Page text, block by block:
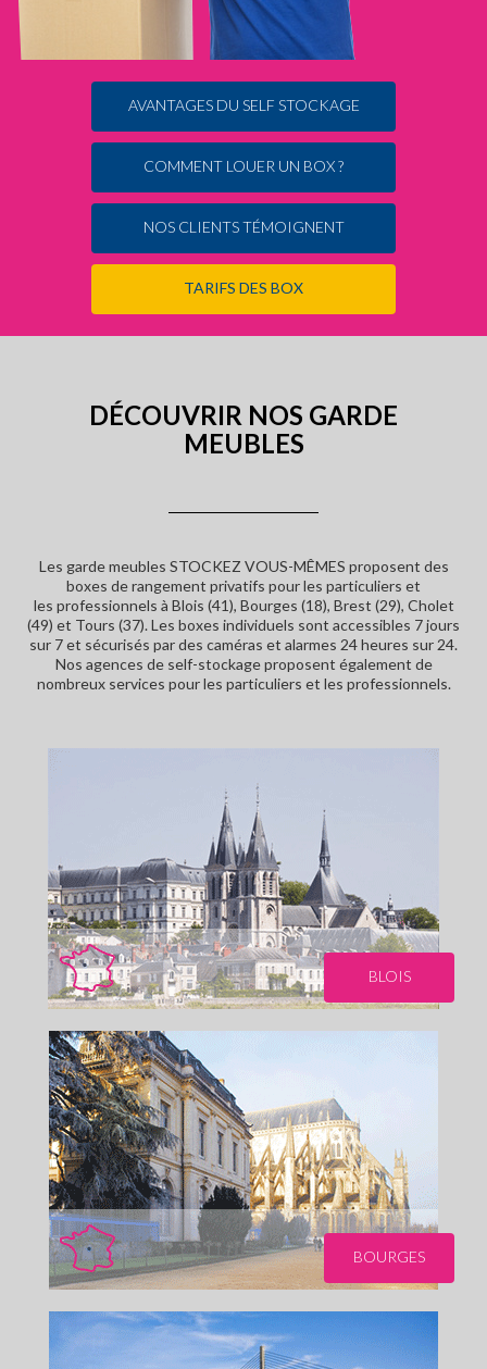
AVANTAGES DU SELF STOCKAGE
COMMENT LOUER UN BOX ?
NOS CLIENTS TÉMOIGNENT
TARIFS DES BOX
DÉCOUVRIR NOS GARDE
MEUBLES
Les garde meubles STOCKEZ VOUS-MÊMES proposent des
boxes de rangement privatifs pour les particuliers et
les professionnels à Blois (41), Bourges (18), Brest (29), Cholet
(49) et Tours (37). Les boxes individuels sont accessibles 7 jours
sur 7 et sécurisés par des caméras et alarmes 24 heures sur 24.
Nos agences de self-stockage proposent également de
nombreux services pour les particuliers et les professionnels.
BLOIS
BOURGES